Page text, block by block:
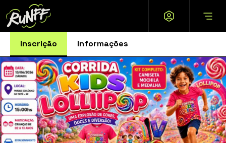
Inscrição Informações